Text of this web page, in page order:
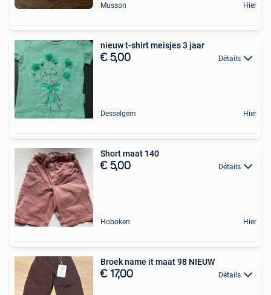
Musson Hier
nieuw t-shirt meisjes 3 jaar
€ 5,00 Détails
Desselgem Hier
Short maat 140
€ 5,00 Détails
Hoboken Hier
Broek name it maat 98 NIEUW
€ 17,00 Détails